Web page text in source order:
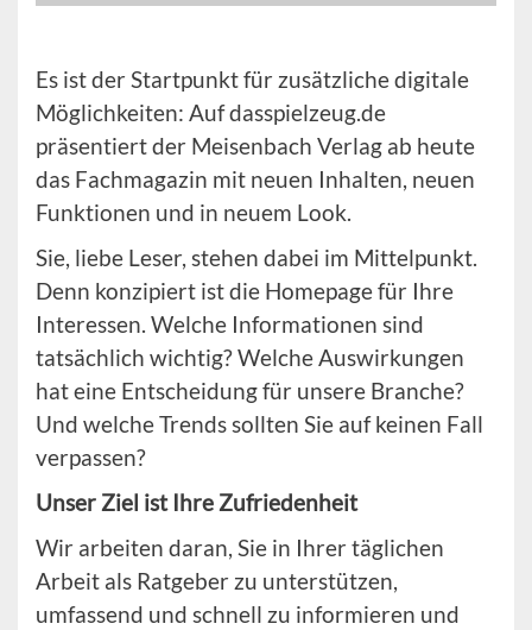
Es ist der Startpunkt für zusätzliche digitale
Möglichkeiten: Auf dasspielzeug.de
präsentiert der Meisenbach Verlag ab heute
das Fachmagazin mit neuen Inhalten, neuen
Funktionen und in neuem Look.
Sie, liebe Leser, stehen dabei im Mittelpunkt.
Denn konzipiert ist die Homepage für Ihre
Interessen. Welche Informationen sind
tatsächlich wichtig? Welche Auswirkungen
hat eine Entscheidung für unsere Branche?
Und welche Trends sollten Sie auf keinen Fall
verpassen?
Unser Ziel ist Ihre Zufriedenheit
Wir arbeiten daran, Sie in Ihrer täglichen
Arbeit als Ratgeber zu unterstützen,
umfassend und schnell zu informieren und